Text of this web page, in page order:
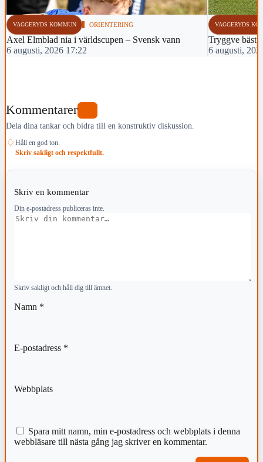
VAGGERYDS KOMMUN ORIENTERING
Axel Elmblad nia i världscupen – Svensk vann
6 augusti, 2026 17:22
VAGGERYDS
Tryggve bäst
6 augusti,
Kommentarer
Dela dina tankar och bidra till en konstruktiv diskussion.
♢ Håll en god ton.
Skriv sakligt och respektfullt.
Skriv en kommentar
Din e-postadress publiceras inte.
Kommentar
Skriv sakligt och håll dig till ämnet.
Namn *
E-postadress *
Webbplats
Spara mitt namn, min e-postadress och webbplats i denna
webbläsare till nästa gång jag skriver en kommentar.